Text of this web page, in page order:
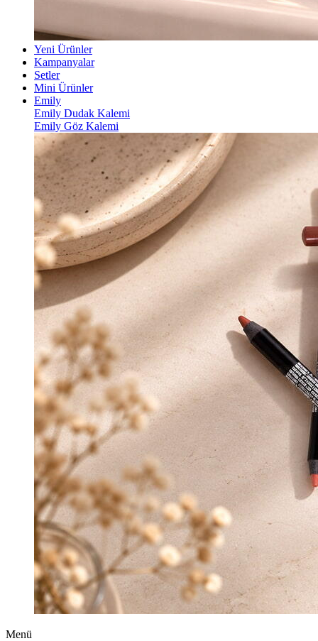
Yeni Ürünler
Kampanyalar
Setler
Mini Ürünler
Emily
Emily Dudak Kalemi
Emily Göz Kalemi
Menü